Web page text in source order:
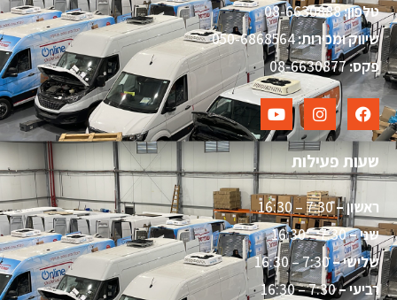
טלפון:08-6630888
שיווק ומכירות:050-6868564
פקס:08-6630877
שעות פעילות
ראשון –7:30 – 16:30
שני –7:30 – 16:30
שלישי –7:30 – 16:30
רביעי –7:30 – 16:30